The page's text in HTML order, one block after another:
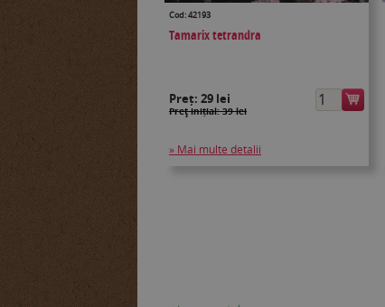
Cod: 42193
Tamarix tetrandra
Preț: 29 lei
Preţ inițial: 39 lei
» Mai multe detalii